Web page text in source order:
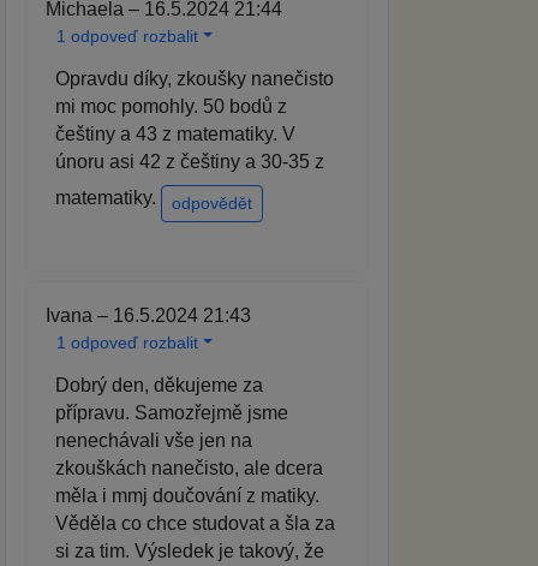
Michaela – 16.5.2024 21:44
1 odpoveď rozbalit
Opravdu díky, zkoušky nanečisto
mi moc pomohly. 50 bodů z
češtiny a 43 z matematiky. V
únoru asi 42 z češtiny a 30-35 z
matematiky.
odpovědět
Ivana – 16.5.2024 21:43
1 odpoveď rozbalit
Dobrý den, děkujeme za
přípravu. Samozřejmě jsme
nenechávali vše jen na
zkouškách nanečisto, ale dcera
měla i mmj doučování z matiky.
Věděla co chce studovat a šla za
si za tim. Výsledek je takový, že